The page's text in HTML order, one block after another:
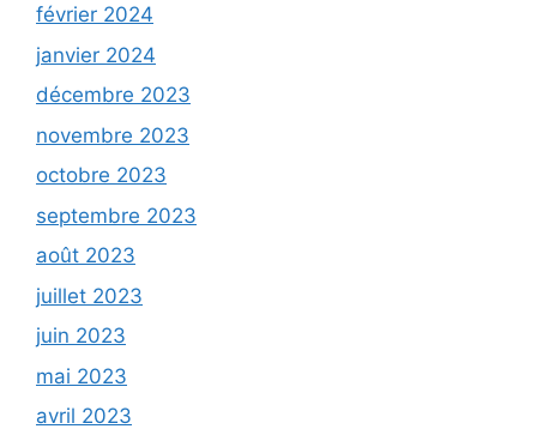
février 2024
janvier 2024
décembre 2023
novembre 2023
octobre 2023
septembre 2023
août 2023
juillet 2023
juin 2023
mai 2023
avril 2023